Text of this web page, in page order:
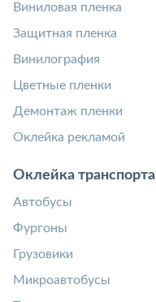
Виниловая пленка
Защитная пленка
Винилография
Цветные пленки
Демонтаж пленки
Оклейка рекламой
Оклейка транспорта
Автобусы
Фургоны
Грузовики
Микроавтобусы